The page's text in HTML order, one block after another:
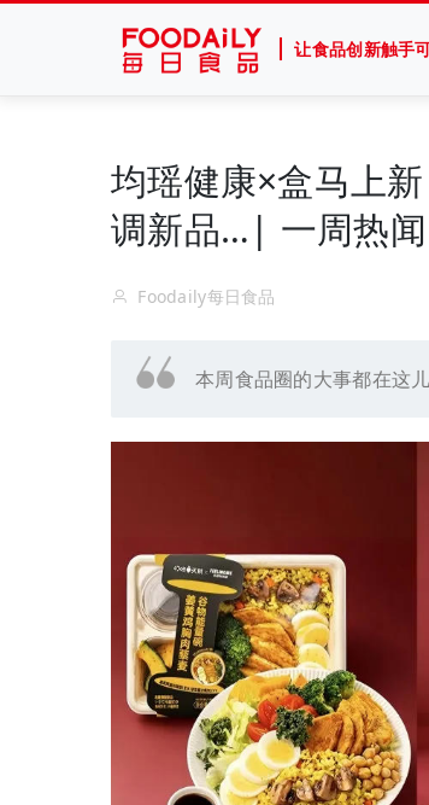
让食品创新触手
均瑶健康×盒马上
调新品…| 一周热闻
Foodaily每日食品
本周食品圈的大事都在这儿